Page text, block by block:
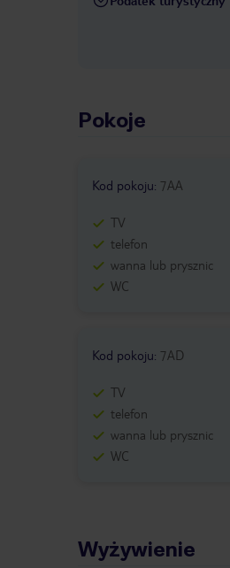
Pokoje
Kod pokoju: 7AA
TV
telefon
wanna lub prysznic
WC
Kod pokoju: 7AD
TV
telefon
wanna lub prysznic
WC
Wyżywienie